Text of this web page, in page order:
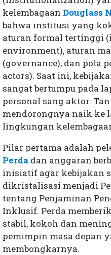
kelembagaan Douglass
bahwa institusi yang
aturan formal tertinggi
environment), aturan
(governance), dan pola
actors). Saat ini,
sangat bertumpu pada
personal sang aktor.
mendorongnya naik ke
lingkungan
Pilar pertama adalah
Perda dan anggaran
inisiatif agar kebijakan
dikristalisasi menjadi
tentang Penjaminan
Inklusif. Perda
stabil, kokoh dan
pemimpin masa depan
membongkarnya.